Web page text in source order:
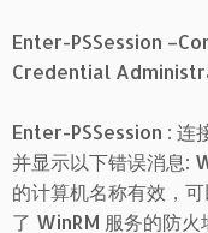
Enter-PSSession
Credential
Enter-PSSession : 连
并显示以下错误消息:
的计算机名称有效，
了 WinRM 服务的防